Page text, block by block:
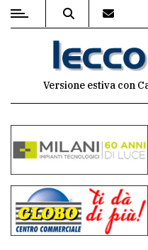
MENU
commenti
Contenuti
del
sito
Versione estiva con